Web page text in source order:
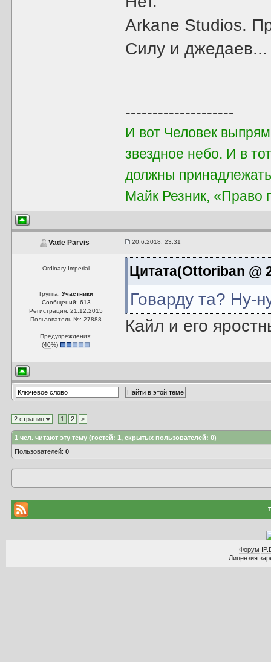
Arkane Studios.
Силу и джедаев...
--------------------
И вот Человек
звездное небо. И в
должны
Майк Резник, «Право
Vade Parvis 20.6.2018, 23:31
Ordinary Imperial
Группа: Участники
Сообщений: 613
Регистрация: 21.12.2015
Пользователь №: 27888
Предупреждения:
(40%)
Цитата(Ottoriban @
Говарду та? Ну-
Кайл и его
2 страниц 1 2 >
1 чел. читают эту тему (гостей: 1, скрытых пользователей: 0)
Пользователей:0
Форум
Лицензия